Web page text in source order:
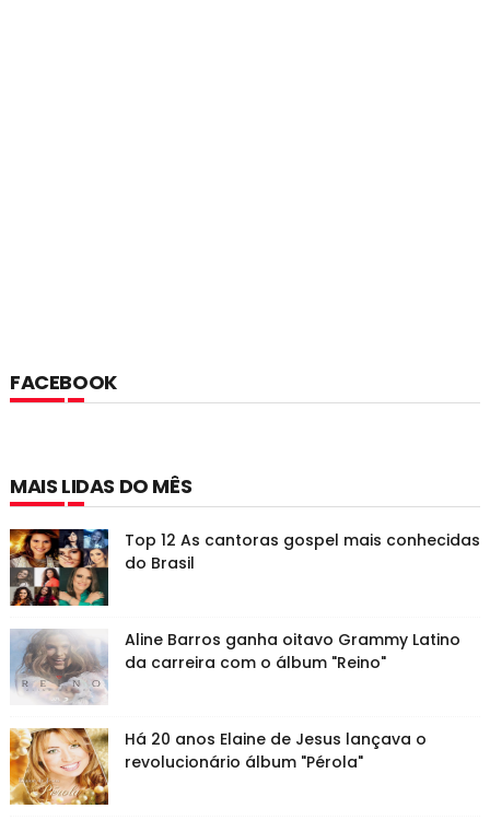
FACEBOOK
MAIS LIDAS DO MÊS
Top 12 As cantoras gospel mais conhecidas
do Brasil
Aline Barros ganha oitavo Grammy Latino
da carreira com o álbum "Reino"
Há 20 anos Elaine de Jesus lançava o
revolucionário álbum "Pérola"